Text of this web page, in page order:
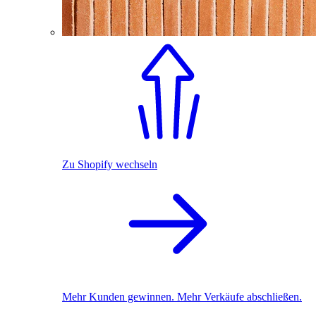
Zu Shopify wechseln
Mehr Kunden gewinnen. Mehr Verkäufe abschließen.